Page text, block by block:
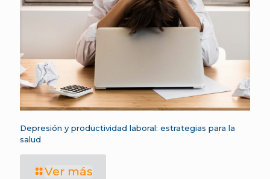
Depresión y productividad laboral: estrategias para la
salud
Ver más